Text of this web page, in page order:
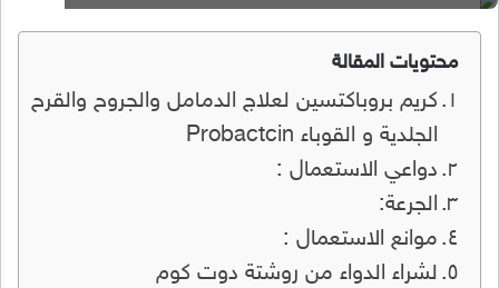
محتويات المقالة
كريم بروباكتسين لعلاج الدمامل والجروح والقرح
الجلدية و القوباء Probactcin
دواعي الاستعمال :
الجرعة:
موانع الاستعمال :
لشراء الدواء من روشتة دوت كوم